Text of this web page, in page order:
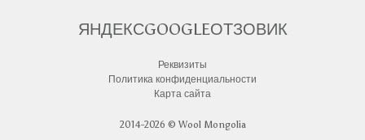
ЯНДЕКСGOOGLEОТЗОВИК
Реквизиты
Политика конфиденциальности
Карта сайта
2014-2026 © Wool Mongolia